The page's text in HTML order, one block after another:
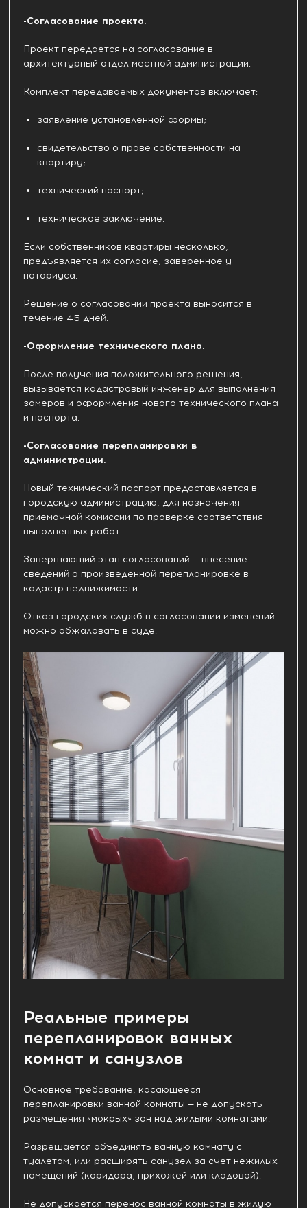
-Согласование проекта.
Проект передается на согласование в
архитектурный отдел местной администрации.
Комплект передаваемых документов включает:
заявление установленной формы;
свидетельство о праве собственности на
квартиру;
технический паспорт;
техническое заключение.
Если собственников квартиры несколько,
предъявляется их согласие, заверенное у
нотариуса.
Решение о согласовании проекта выносится в
течение 45 дней.
-Оформление технического плана.
После получения положительного решения,
вызывается кадастровый инженер для выполнения
замеров и оформления нового технического плана
и паспорта.
-Согласование перепланировки в
администрации.
Новый технический паспорт предоставляется в
городскую администрацию, для назначения
приемочной комиссии по проверке соответствия
выполненных работ.
Завершающий этап согласований — внесение
сведений о произведенной перепланировке в
кадастр недвижимости.
Отказ городских служб в согласовании изменений
можно обжаловать в суде.
Реальные примеры
перепланировок ванных
комнат и санузлов
Основное требование, касающееся
перепланировки ванной комнаты — не допускать
размещения «мокрых» зон над жилыми комнатами.
Разрешается объединять ванную комнату с
туалетом, или расширять санузел за счет нежилых
помещений (коридора, прихожей или кладовой).
Не допускается перенос ванной комнаты в жилую